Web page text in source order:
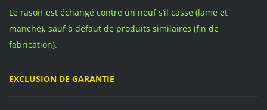
Le rasoir est échangé contre un neuf s’il casse (lame et
manche), sauf à défaut de produits similaires (fin de
fabrication).
EXCLUSION DE GARANTIE